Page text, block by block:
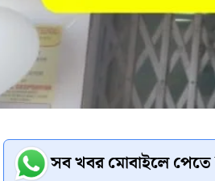
সব খবর মোবাইলে